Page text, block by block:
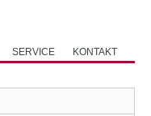
SERVICE KONTAKT